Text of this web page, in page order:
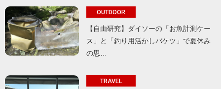
OUTDOOR
【自由研究】ダイソーの「お魚計測ケー
ス」と「釣り用活かしバケツ」で夏休み
の思…
TRAVEL